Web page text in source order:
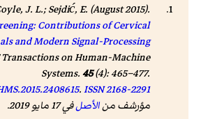
J. L.; Sejdić, E. (August 2015).
Contributions of Cervical
and Modern Signal-Processing
Transactions on Human-Machine
Systems.45(4): 465–477.
.ISSN2168-2291
مؤرشف منالأصلفي 17 مايو 2019.